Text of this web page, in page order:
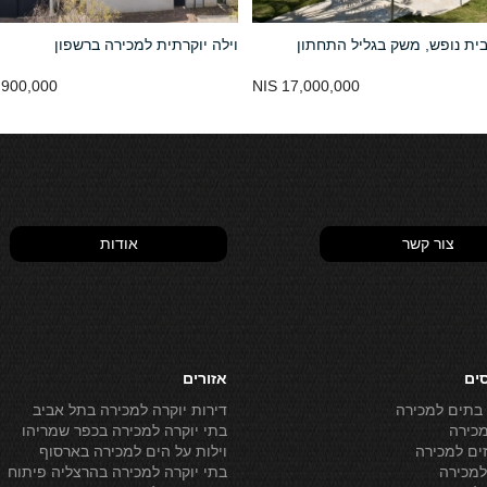
וילה יוקרתית למכירה ברשפון
NIS
נופש, משק בגליל התחתון
17,000,000 NIS
צור קשר אודות
בתים למכירה
למכירה
אזורים
דירות יוקרה למכירה בתל אביב
בתי יוקרה למכירה בכפר שמריהו
וילות על הים למכירה בארסוף
בתי יוקרה למכירה בהרצליה פיתוח